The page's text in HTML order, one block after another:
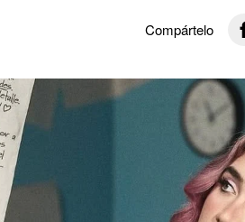
Compártelo